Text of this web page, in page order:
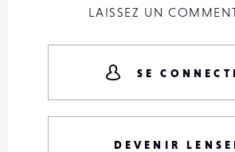
LAISSEZ UN
SE
DEVENIR